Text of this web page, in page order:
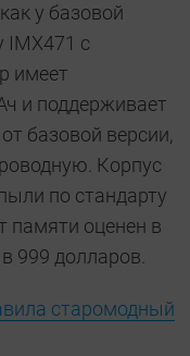
у базовой
IMX471 с
имеет
и поддерживает
базовой версии,
Корпус
по стандарту
памяти оценен в
999 долларов.
старомодный